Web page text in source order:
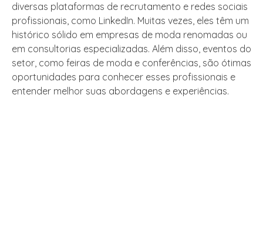
diversas plataformas de recrutamento e redes sociais
profissionais, como LinkedIn. Muitas vezes, eles têm um
histórico sólido em empresas de moda renomadas ou
em consultorias especializadas. Além disso, eventos do
setor, como feiras de moda e conferências, são ótimas
oportunidades para conhecer esses profissionais e
entender melhor suas abordagens e experiências.